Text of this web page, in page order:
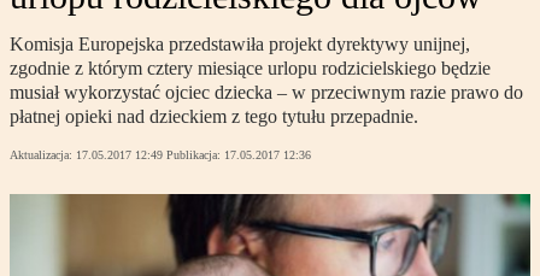
Komisja Europejska przedstawiła projekt dyrektywy unijnej,
zgodnie z którym cztery miesiące urlopu rodzicielskiego będzie
musiał wykorzystać ojciec dziecka – w przeciwnym razie prawo do
płatnej opieki nad dzieckiem z tego tytułu przepadnie.
Aktualizacja: 17.05.2017 12:49 Publikacja: 17.05.2017 12:36